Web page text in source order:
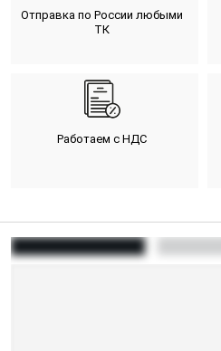
Отправка по России любыми
ТК
Работаем с НДС